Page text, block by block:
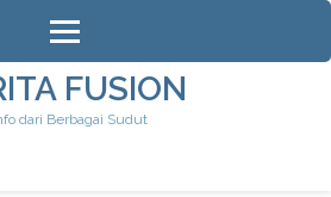
FUSION
dari Berbagai Sudut